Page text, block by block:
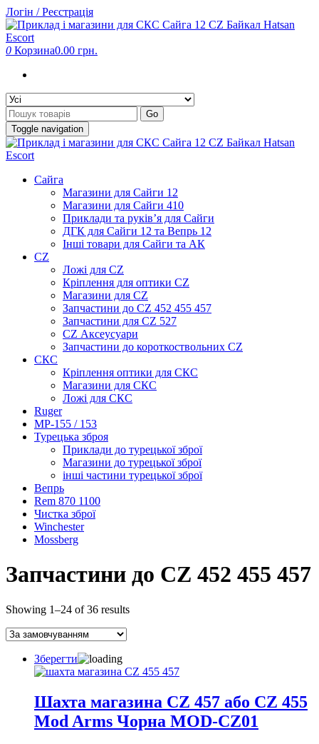
Skip
to
the
content
Логін / Реєстрація
0 Корзина0.00 грн.
Go
Toggle navigation
Сайга
Магазини для Сайги 12
Магазини для Сайги 410
Приклади та руків’я для Сайги
ДГК для Сайги 12 та Вепрь 12
Інші товари для Сайги та АК
CZ
Ложі для CZ
Кріплення для оптики CZ
Магазини для CZ
Запчастини до CZ 452 455 457
Запчастини для CZ 527
CZ Аксеусуари
Запчастини до короткоствольних CZ
СКС
Кріплення оптики для СКС
Магазини для СКС
Ложі для СКС
Ruger
МР-155 / 153
Турецька зброя
Приклади до турецької зброї
Магазини до турецької зброї
інші частини турецької зброї
Вепрь
Rem 870 1100
Чистка зброї
Winchester
Mossberg
Запчастини до CZ 452 455 457
Showing 1–24 of 36 results
Зберегти
Шахта магазина CZ 457 або CZ 455
Mod Arms Чорна MOD-CZ01